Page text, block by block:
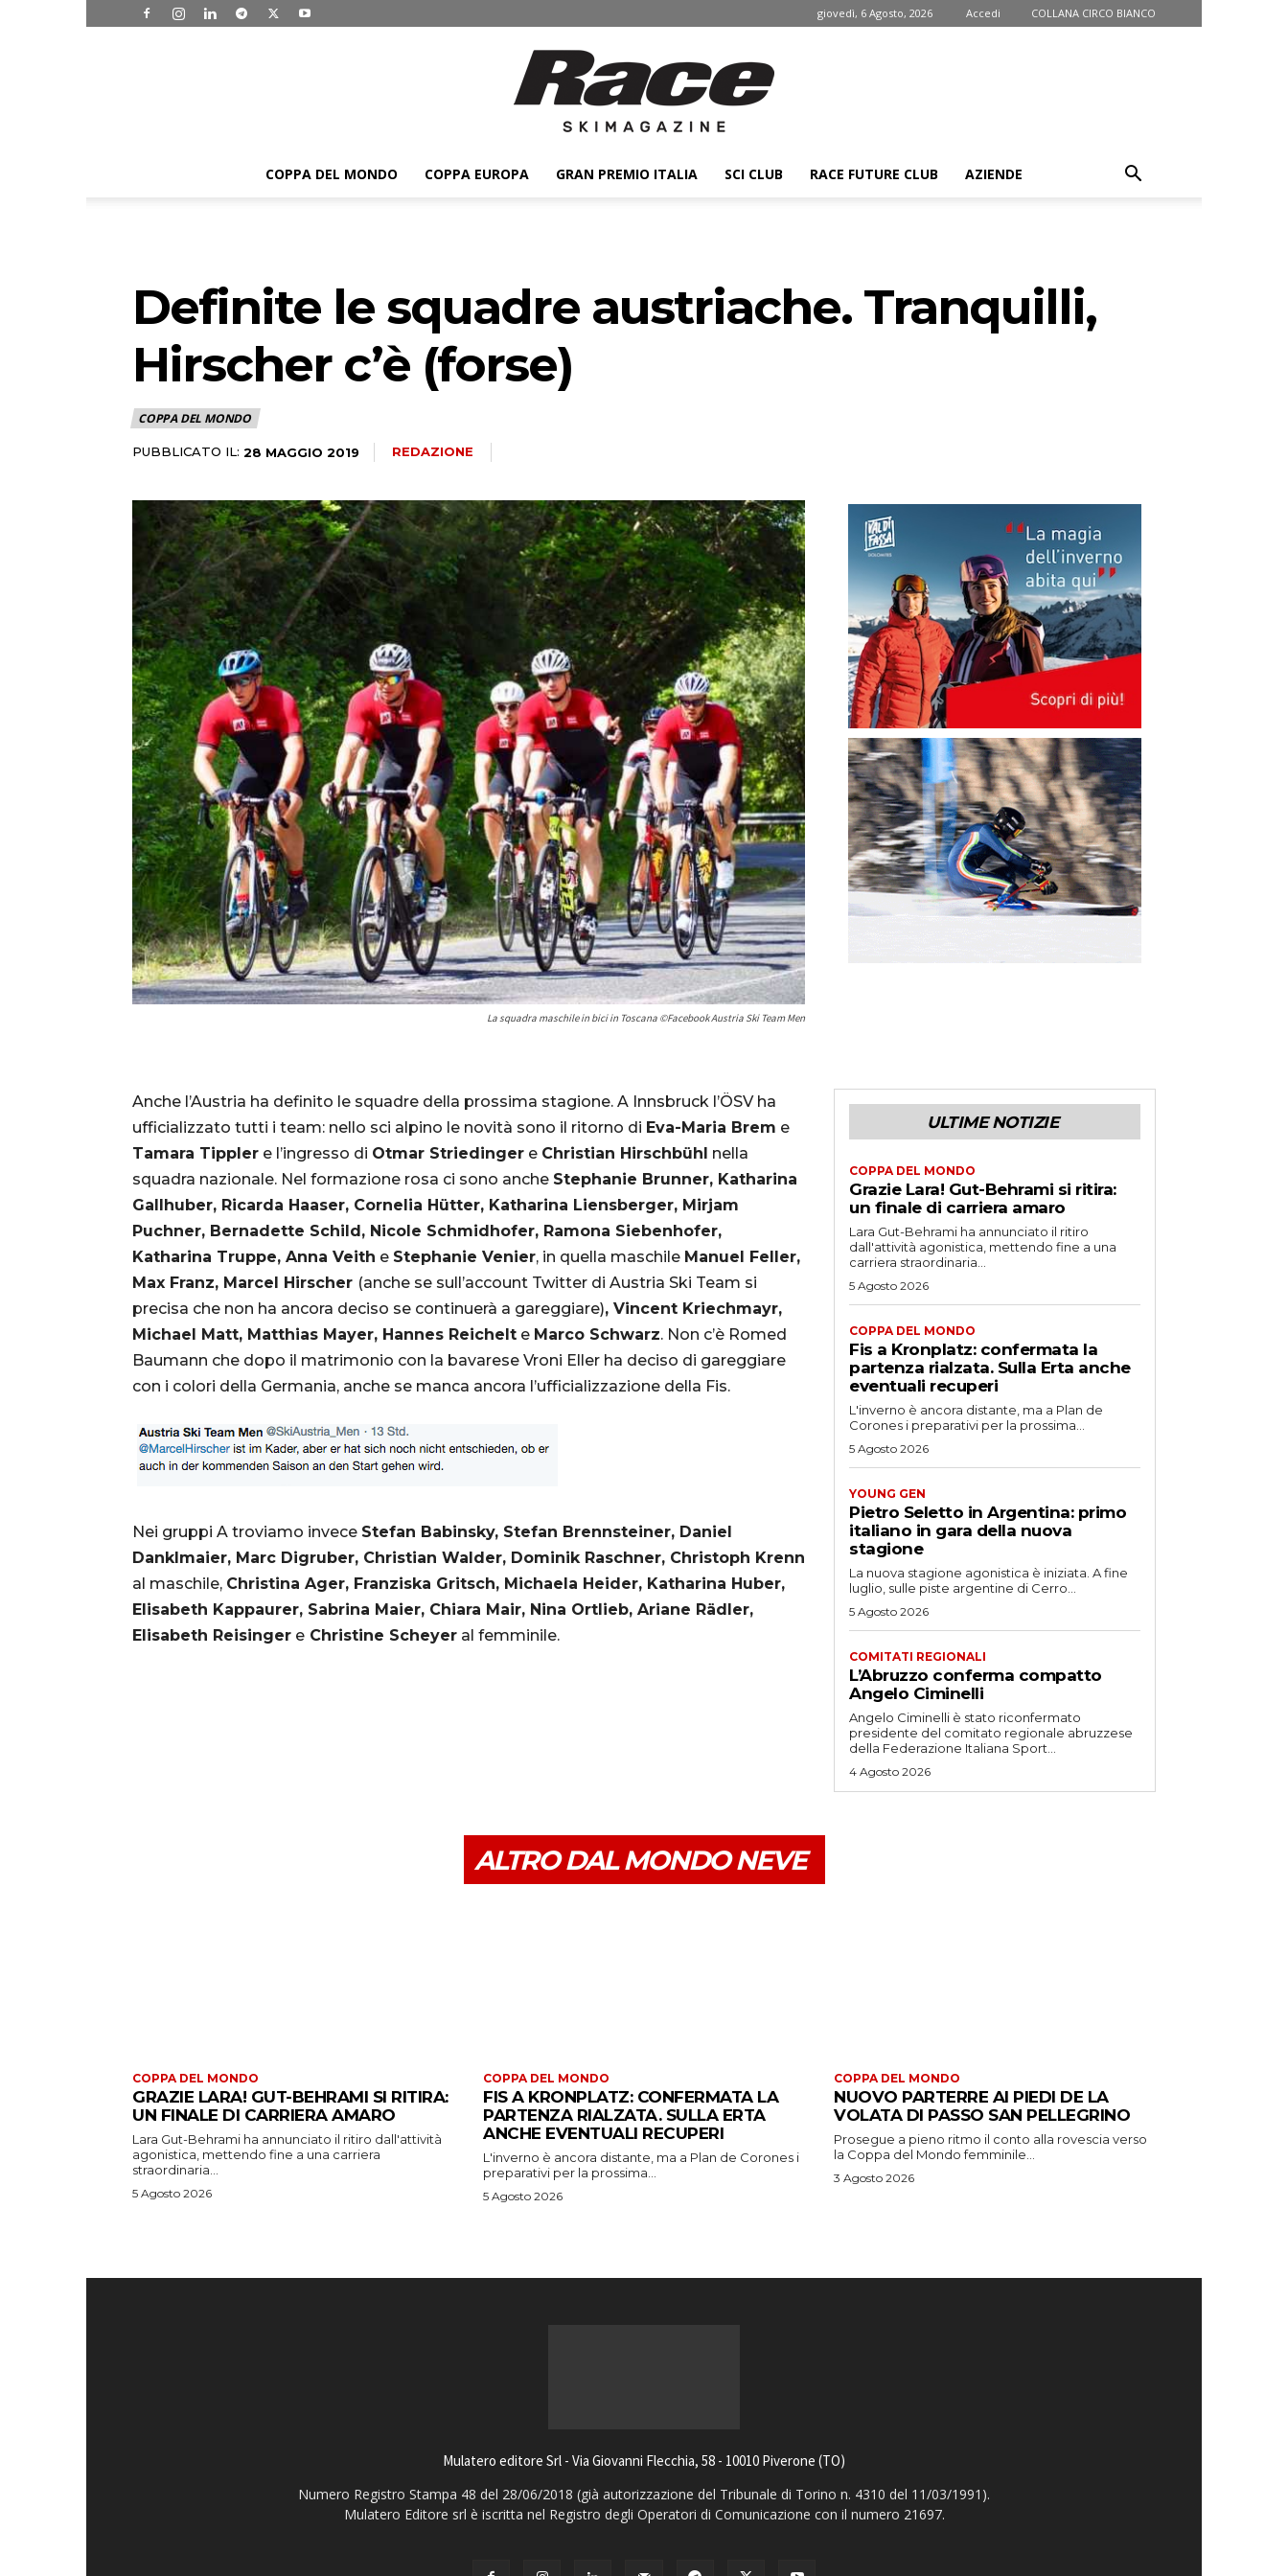
giovedì, 6 Agosto, 2026 Accedi COLLANA CIRCO BIANCO
ski
COPPA DEL MONDO COPPA EUROPA GRAN PREMIO ITALIA SCI CLUB RACE FUTURE CLUB AZIENDE
Definite le squadre austriache. Tranquilli,
Hirscher c’è (forse)
COPPA DEL MONDO
PUBBLICATO IL: 28 MAGGIO 2019 REDAZIONE
La squadra maschile in bici in Toscana ©Facebook Austria Ski Team Men
Anche l’Austria ha definito le squadre della prossima stagione. A Innsbruck l’ÖSV ha
ufficializzato tutti i team: nello sci alpino le novità sono il ritorno di Eva-Maria Brem e
Tamara Tippler e l’ingresso di Otmar Striedinger e Christian Hirschbühl nella
squadra nazionale. Nel formazione rosa ci sono anche Stephanie Brunner, Katharina
Gallhuber, Ricarda Haaser, Cornelia Hütter, Katharina Liensberger, Mirjam
Puchner, Bernadette Schild, Nicole Schmidhofer, Ramona Siebenhofer,
Katharina Truppe, Anna Veith e Stephanie Venier, in quella maschile Manuel Feller,
Max Franz, Marcel Hirscher (anche se sull’account Twitter di Austria Ski Team si
precisa che non ha ancora deciso se continuerà a gareggiare), Vincent Kriechmayr,
Michael Matt, Matthias Mayer, Hannes Reichelt e Marco Schwarz. Non c’è Romed
Baumann che dopo il matrimonio con la bavarese Vroni Eller ha deciso di gareggiare
con i colori della Germania, anche se manca ancora l’ufficializzazione della Fis.
Nei gruppi A troviamo invece Stefan Babinsky, Stefan Brennsteiner, Daniel
Danklmaier, Marc Digruber, Christian Walder, Dominik Raschner, Christoph Krenn
al maschile, Christina Ager, Franziska Gritsch, Michaela Heider, Katharina Huber,
Elisabeth Kappaurer, Sabrina Maier, Chiara Mair, Nina Ortlieb, Ariane Rädler,
Elisabeth Reisinger e Christine Scheyer al femminile.
ULTIME NOTIZIE
COPPA DEL MONDO
Grazie Lara! Gut-Behrami si ritira:
un finale di carriera amaro
Lara Gut-Behrami ha annunciato il ritiro
dall'attività agonistica, mettendo fine a una
carriera straordinaria...
5 Agosto 2026
COPPA DEL MONDO
Fis a Kronplatz: confermata la
partenza rialzata. Sulla Erta anche
eventuali recuperi
L'inverno è ancora distante, ma a Plan de
Corones i preparativi per la prossima...
5 Agosto 2026
YOUNG GEN
Pietro Seletto in Argentina: primo
italiano in gara della nuova
stagione
La nuova stagione agonistica è iniziata. A fine
luglio, sulle piste argentine di Cerro...
5 Agosto 2026
COMITATI REGIONALI
L’Abruzzo conferma compatto
Angelo Ciminelli
Angelo Ciminelli è stato riconfermato
presidente del comitato regionale abruzzese
della Federazione Italiana Sport...
4 Agosto 2026
ALTRO DAL MONDO NEVE
COPPA DEL MONDO
GRAZIE LARA! GUT-BEHRAMI SI RITIRA:
UN FINALE DI CARRIERA AMARO
Lara Gut-Behrami ha annunciato il ritiro dall'attività
agonistica, mettendo fine a una carriera
straordinaria...
5 Agosto 2026
COPPA DEL MONDO
FIS A KRONPLATZ: CONFERMATA LA
PARTENZA RIALZATA. SULLA ERTA
ANCHE EVENTUALI RECUPERI
L'inverno è ancora distante, ma a Plan de Corones i
preparativi per la prossima...
5 Agosto 2026
COPPA DEL MONDO
NUOVO PARTERRE AI PIEDI DE LA
VOLATA DI PASSO SAN PELLEGRINO
Prosegue a pieno ritmo il conto alla rovescia verso
la Coppa del Mondo femminile...
3 Agosto 2026
Mulatero editore Srl - Via Giovanni Flecchia, 58 - 10010 Piverone (TO)
Numero Registro Stampa 48 del 28/06/2018 (già autorizzazione del Tribunale di Torino n. 4310 del 11/03/1991).
Mulatero Editore srl è iscritta nel Registro degli Operatori di Comunicazione con il numero 21697.